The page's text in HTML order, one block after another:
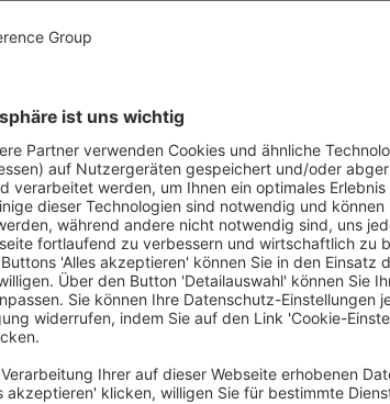
Joachim Rittchen
Roche Pharma AG
Joachim Rittchen ist seit über 30
Nach einem Studium der
Sozialforschung und Statistik‘
Research International in Hamburg
betrieblicher Marktforscher waren
Marktforschungsleitung für die